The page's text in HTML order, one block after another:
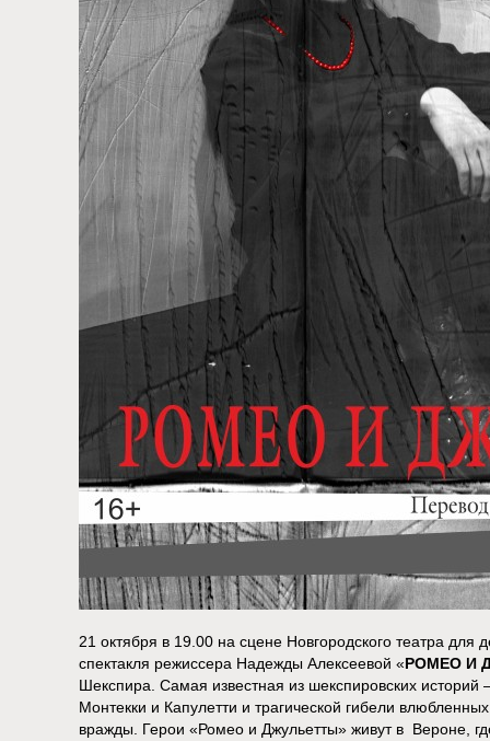
21 октября в 19.00 на сцене Новгородского театра
спектакля режиссера Надежды Алексеевой «РОМЕО И
Шекспира. Самая известная из шекспировских
Монтекки и Капулетти и трагической гибели
вражды. Герои «Ромео и Джульетты» живут в Вероне,